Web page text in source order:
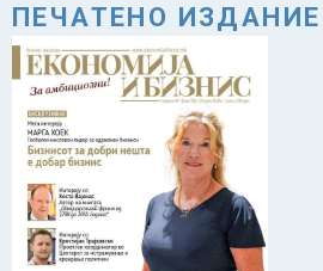
ПЕЧАТЕНО ИЗДАНИЕ